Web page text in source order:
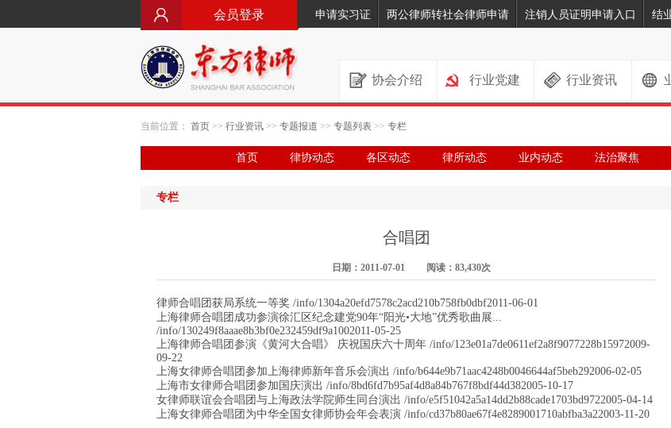
会员登录 申请实习证 两公律师转社会律师申请 注销人员证明申请入口 结
协会介绍 行业党建 行业资讯
当前位置： 首页 >> 行业资讯 >> 专题报道 >> 专题列表 >> 专栏
首页 律协动态 各区动态 律所动态 业内动态 法治聚焦
专栏
合唱团
日期：2011-07-01 阅读：83,430次
律师合唱团获局系统一等奖 /info/1304a20efd7578c2acd210b758fb0dbf2011-06-01
上海律师合唱团成功参演徐汇区纪念建党90年“阳光•大地”优秀歌曲展...
/info/130249f8aaae8b3bf0e232459df9a1002011-05-25
上海律师合唱团参演《黄河大合唱》 庆祝国庆六十周年 /info/123e01a7de0611ef2a8f9077228b15972009-
09-22
上海女律师合唱团参加上海律师新年音乐会演出 /info/b644e9b71aac4248b0046644af5beb292006-02-05
上海市女律师合唱团参加国庆演出 /info/8bd6fd7b95af4d8a84b767f8bdf44d382005-10-17
女律师联谊会合唱团与上海政法学院师生同台演出 /info/e5f51042a5a14dd2b88cade1703bd9722005-04-14
上海女律师合唱团为中华全国女律师协会年会表演 /info/cd37b80ae67f4e8289001710abfba3a22003-11-20